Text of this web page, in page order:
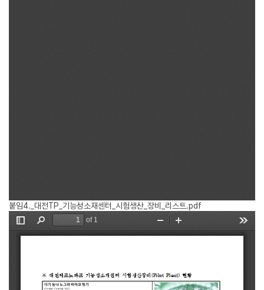
붙임4._대전TP_기능성소재센터_시험생산_장비_리스트.pdf